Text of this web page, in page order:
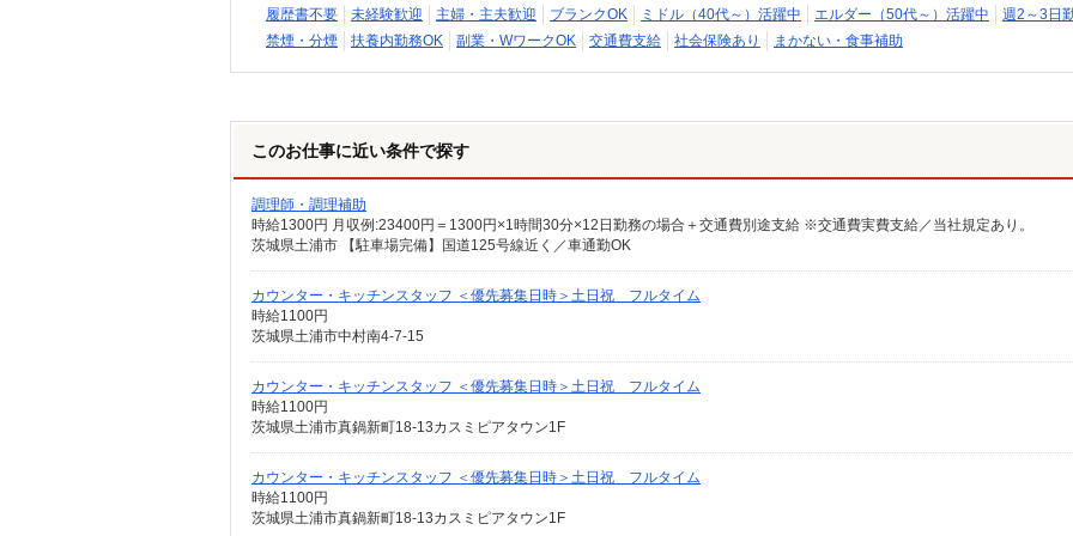
履歴書不要 未経験歓迎 主婦・主夫歓迎 ブランクOK ミドル（40代～）活躍中 エルダー（50代～）活躍中
週2～3日
禁煙・分煙
扶養内勤務OK 副業・WワークOK 交通費支給 社会保険あり まかない・食事補助
このお仕事に近い条件で探す
調理師・調理補助
時給1300円 月収例:23400円＝1300円×1時間30分×12日勤務の場合＋交通費別途支給 ※交通費実費支給／当社規定あり。
茨城県土浦市 【駐車場完備】国道125号線近く／車通勤OK
カウンター・キッチンスタッフ ＜優先募集日時＞土日祝 フルタイム
時給1100円
茨城県土浦市中村南4-7-15
カウンター・キッチンスタッフ ＜優先募集日時＞土日祝 フルタイム
時給1100円
茨城県土浦市真鍋新町18-13カスミピアタウン1F
カウンター・キッチンスタッフ ＜優先募集日時＞土日祝 フルタイム
時給1100円
茨城県土浦市真鍋新町18-13カスミピアタウン1F